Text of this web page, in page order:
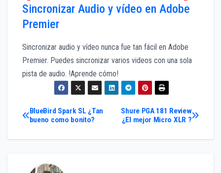
Sincronizar Audio y vídeo en Adobe
Premier
Sincronizar audio y vídeo nunca fue tan fácil en Adobe
Premier. Puedes sincronizar varios videos con una sola
pista de audio. !Aprende cómo!
Navegación
de
Shure PGA 181 Review
¿El mejor Micro XLR ?
BlueBird Spark SL ¿Tan
bueno como bonito?